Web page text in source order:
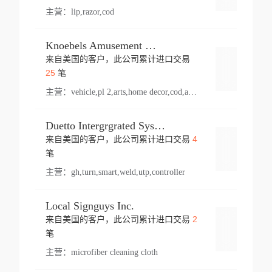
主营： lip,razor,cod
Knoebels Amusement Resort
来自美国的客户，此公司累计进口交易
25笔
主营： vehicle,pl 2,arts,home decor,cod,amusement ride,sea
Duetto Intergrgrated Systems Inc.
来自美国的客户，此公司累计进口交易 4
笔
主营： gh,turn,smart,weld,utp,controller
Local Signguys Inc.
来自美国的客户，此公司累计进口交易 2
笔
主营： microfiber cleaning cloth